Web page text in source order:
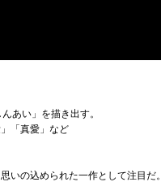
あい」を描き出す。
「真愛」など
いの込められた一作として注目だ。